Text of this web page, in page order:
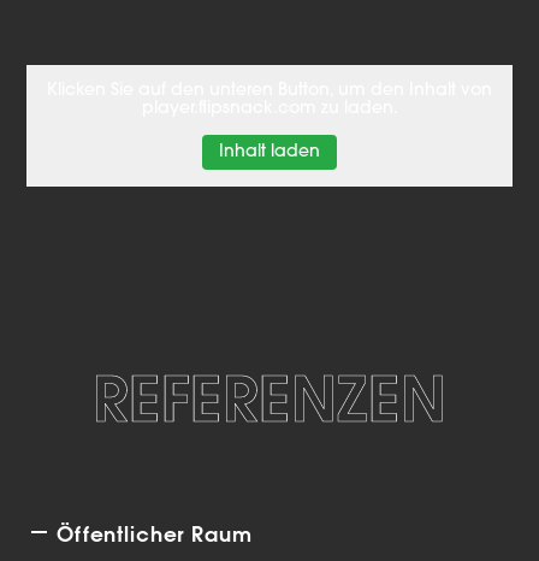
Inhalt laden
REFERENZEN
Öffentlicher Raum